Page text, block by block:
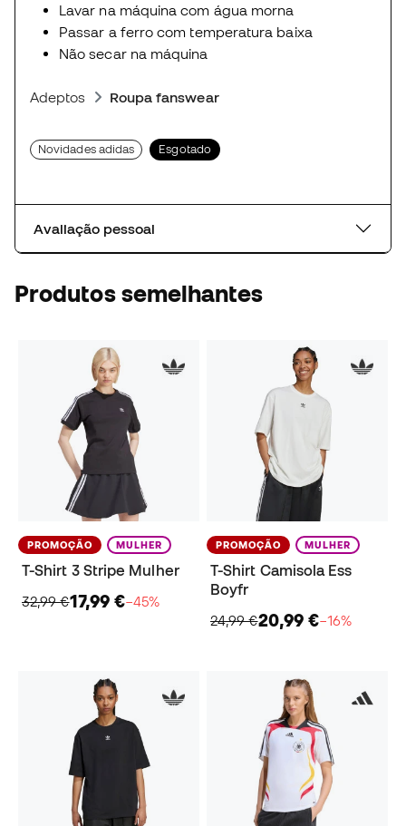
Lavar na máquina com água morna
Passar a ferro com temperatura baixa
Não secar na máquina
Adeptos Roupa fanswear
Novidades adidas Esgotado
Avaliação pessoal
Produtos semelhantes
PROMOÇÃO MULHER
T-Shirt 3 Stripe Mulher
32,99 €17,99 €−45%
PROMOÇÃO MULHER
T-Shirt Camisola Ess
Boyfr
24,99 €20,99 €−16%